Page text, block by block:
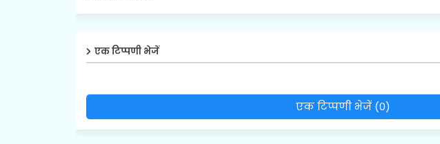
एक टिप्पणी भेजें
एक टिप्पणी भेजें (0)